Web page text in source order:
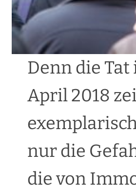
Denn die Tat
April 2018
nur die
die von